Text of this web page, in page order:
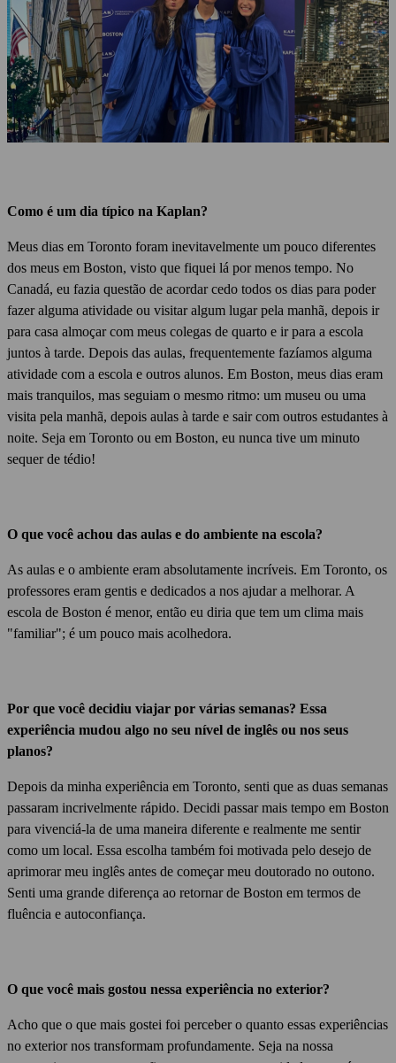
Como é um dia típico na Kaplan?
Meus dias em Toronto foram inevitavelmente um pouco diferentes
dos meus em Boston, visto que fiquei lá por menos tempo. No
Canadá, eu fazia questão de acordar cedo todos os dias para poder
fazer alguma atividade ou visitar algum lugar pela manhã, depois ir
para casa almoçar com meus colegas de quarto e ir para a escola
juntos à tarde. Depois das aulas, frequentemente fazíamos alguma
atividade com a escola e outros alunos. Em Boston, meus dias eram
mais tranquilos, mas seguiam o mesmo ritmo: um museu ou uma
visita pela manhã, depois aulas à tarde e sair com outros estudantes à
noite. Seja em Toronto ou em Boston, eu nunca tive um minuto
sequer de tédio!
O que você achou das aulas e do ambiente na escola?
As aulas e o ambiente eram absolutamente incríveis. Em Toronto, os
professores eram gentis e dedicados a nos ajudar a melhorar. A
escola de Boston é menor, então eu diria que tem um clima mais
"familiar"; é um pouco mais acolhedora.
Por que você decidiu viajar por várias semanas? Essa
experiência mudou algo no seu nível de inglês ou nos seus
planos?
Depois da minha experiência em Toronto, senti que as duas semanas
passaram incrivelmente rápido. Decidi passar mais tempo em Boston
para vivenciá-la de uma maneira diferente e realmente me sentir
como um local. Essa escolha também foi motivada pelo desejo de
aprimorar meu inglês antes de começar meu doutorado no outono.
Senti uma grande diferença ao retornar de Boston em termos de
fluência e autoconfiança.
O que você mais gostou nessa experiência no exterior?
Acho que o que mais gostei foi perceber o quanto essas experiências
no exterior nos transformam profundamente. Seja na nossa